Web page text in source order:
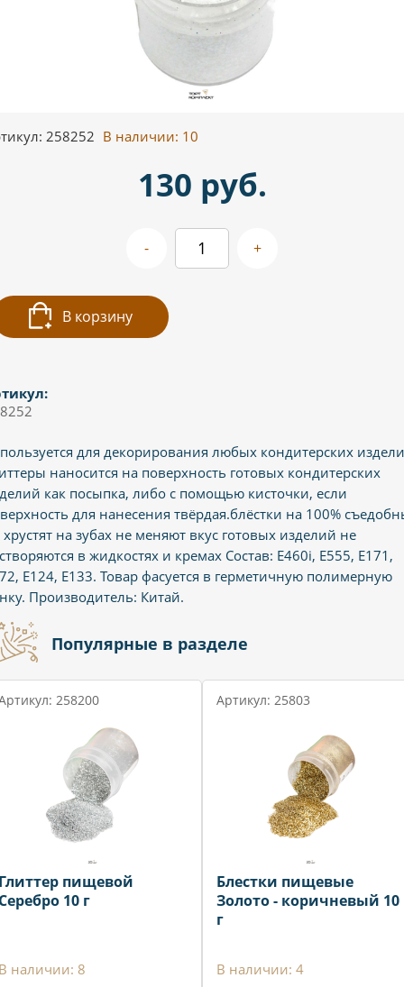
258252 В наличии: 10
130 руб.
- +
В корзину
для декорирования любых кондитерских
наносится на поверхность готовых кондитерских
как посыпка, либо с помощью кисточки, если
для нанесения твёрдая.блёстки на 100%
на зубах не меняют вкус готовых изделий не
в жидкостях и кремах Состав: Е460i, Е555, Е171,
E124, E133. Товар фасуется в герметичную полимерную
Производитель: Китай.
Популярные в разделе
258200
пищевой
10 г
наличии: 8
Артикул: 25803
Блестки пищевые
Золото - коричневый 10
г
В наличии: 4